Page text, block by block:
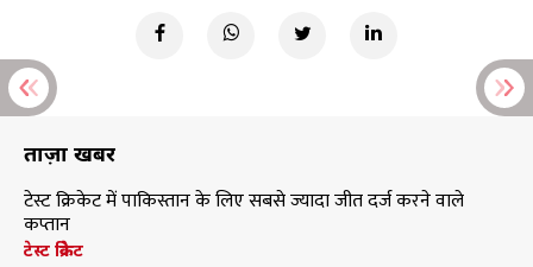
ताज़ा खबरें
टेस्ट क्रिकेट में पाकिस्तान के लिए सबसे ज्यादा जीत दर्ज करने वाले
कप्तान
टेस्ट क्रिकेट